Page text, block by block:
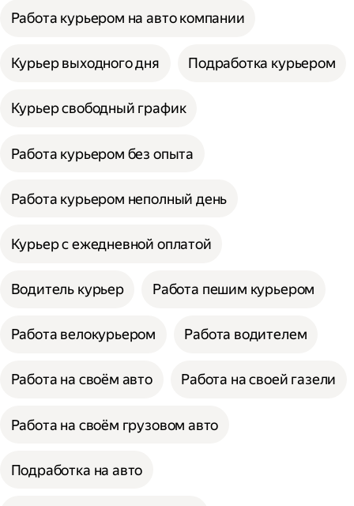
Работа курьером на авто компании
Курьер выходного дня Подработка курьером
Курьер свободный график
Работа курьером без опыта
Работа курьером неполный день
Курьер с ежедневной оплатой
Водитель курьер Работа пешим курьером
Работа велокурьером Работа водителем
Работа на своём авто Работа на своей газели
Работа на своём грузовом авто
Подработка на авто